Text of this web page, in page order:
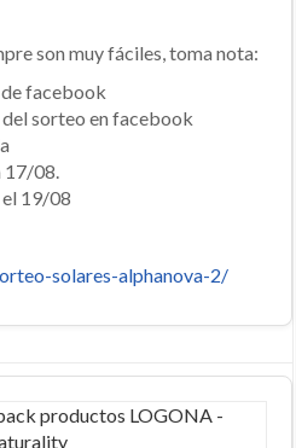
son muy fáciles, toma nota:
de facebook
sorteo en facebook
17/08.
19/08
solares-alphanova-2/